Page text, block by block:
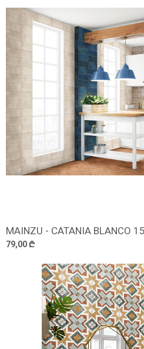
MAINZU - CATANIA BLANCO
79,00 ₾